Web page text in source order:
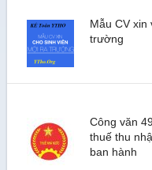
Mẫu CV xin
trường
Công văn
thuế thu
ban hành